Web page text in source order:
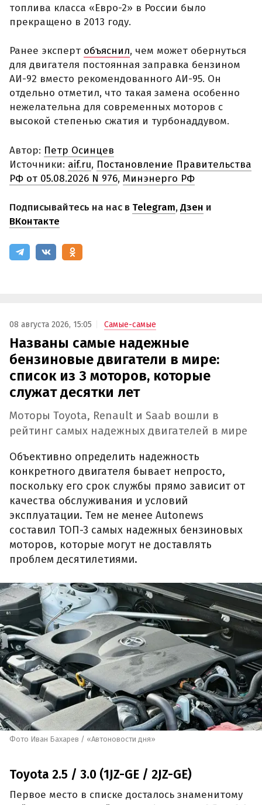
топлива класса «Евро-2» в России было
прекращено в 2013 году.
Ранее эксперт объяснил, чем может обернуться
для двигателя постоянная заправка бензином
АИ-92 вместо рекомендованного АИ-95. Он
отдельно отметил, что такая замена особенно
нежелательна для современных моторов с
высокой степенью сжатия и турбонаддувом.
Автор: Петр Осинцев
Источники: aif.ru, Постановление Правительства
РФ от 05.08.2026 N 976, Минэнерго РФ
Подписывайтесь на нас в Telegram,Дзен и
ВКонтакте
08 августа 2026, 15:05 Самые-самые
Названы самые надежные
бензиновые двигатели в мире:
список из 3 моторов, которые
служат десятки лет
Моторы Toyota, Renault и Saab вошли в
рейтинг самых надежных двигателей в мире
Объективно определить надежность
конкретного двигателя бывает непросто,
поскольку его срок службы прямо зависит от
качества обслуживания и условий
эксплуатации. Тем не менее Autonews
составил ТОП-3 самых надежных бензиновых
моторов, которые могут не доставлять
проблем десятилетиями.
Фото Иван Бахарев / «Автоновости дня»
Toyota 2.5 / 3.0 (1JZ-GE / 2JZ-GE)
Первое место в списке досталось знаменитому